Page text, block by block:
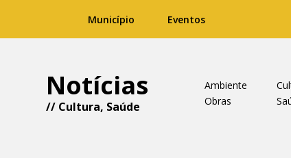
Município Eventos
Notícias
// Cultura, Saúde
Ambiente
Obras